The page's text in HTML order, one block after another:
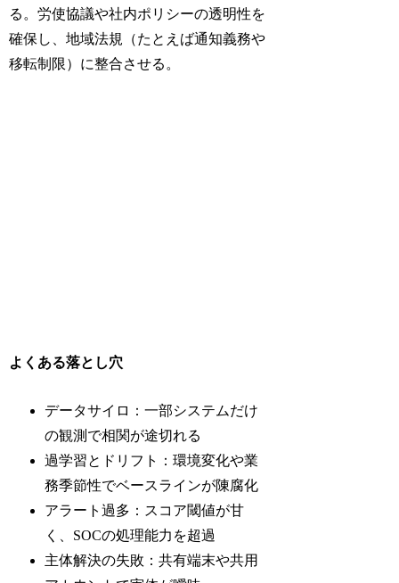
る。労使協議や社内ポリシーの透明性を
確保し、地域法規（たとえば通知義務や
移転制限）に整合させる。
よくある落とし穴
データサイロ：一部システムだけ
の観測で相関が途切れる
過学習とドリフト：環境変化や業
務季節性でベースラインが陳腐化
アラート過多：スコア閾値が甘
く、SOCの処理能力を超過
主体解決の失敗：共有端末や共用